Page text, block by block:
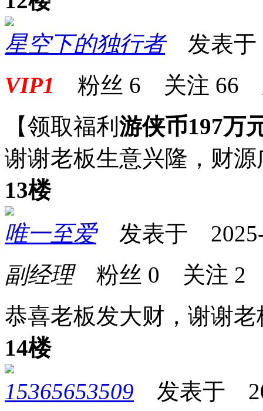
星空下的独行者发表于
VIP1 粉丝 6 关注 66
【领取福利 游侠币197万
谢谢老板生意兴隆，财源
13楼
唯一至爱发表于 2025-
副经理粉丝 0 关注 2
恭喜老板发大财，谢谢
14楼
15365653509 发表于